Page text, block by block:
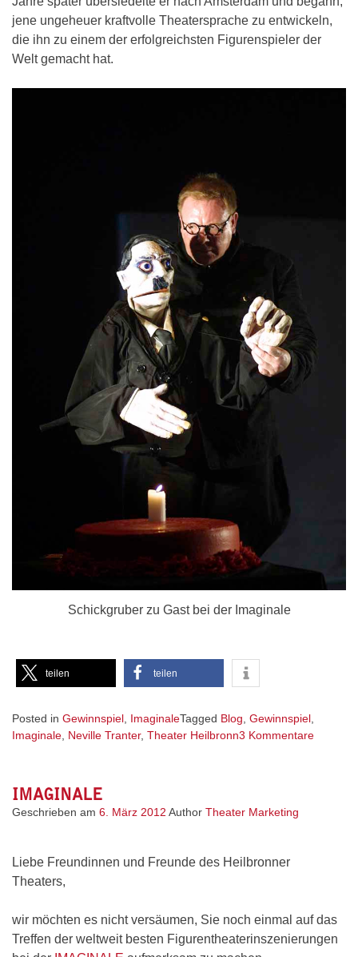
jene ungeheuer kraftvolle Theatersprache zu entwickeln,
die ihn zu einem der erfolgreichsten Figurenspieler der
Welt gemacht hat.
Schickgruber zu Gast bei der Imaginale
teilen teilen
Posted in Gewinnspiel ImaginaleTagged Blog Gewinnspiel
Imaginale Neville Tranter, Theater Heilbronn3 Kommentarezu
IMAGINALE
Geschrieben am 6. März 2012 Author Theater Marketing
Liebe Freundinnen und Freunde des Heilbronner
Theaters,
wir möchten es nicht versäumen, Sie noch einmal auf das
Treffen der weltweit besten Figurentheaterinszenierungen